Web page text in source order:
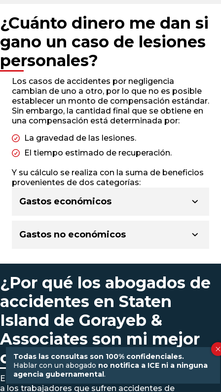
¿Cuánto dinero me dan si
gano un caso de lesiones
personales?
Los casos de accidentes por negligencia
cambian de uno a otro, por lo que no es posible
establecer un monto de compensación estándar.
Sin embargo, la cantidad final que se obtiene en
una compensación está determinada por:
La gravedad de las lesiones.
El tiempo estimado de recuperación.
Y su cálculo se realiza con la suma de beneficios
provenientes de dos categorías:
Gastos económicos
Gastos no económicos
¿Por qué los abogados de
accidentes en Staten
Island de Gorayeb &
Associates son mi mejor
opción?
En Gorayeb & Associates somos expertos en defender
a los trabajadores que sufren accidentes de
Todas las consultas son 100% confidenciales.
Hablar con un abogado no notifica a ICE ni a ninguna
agencia gubernamental.